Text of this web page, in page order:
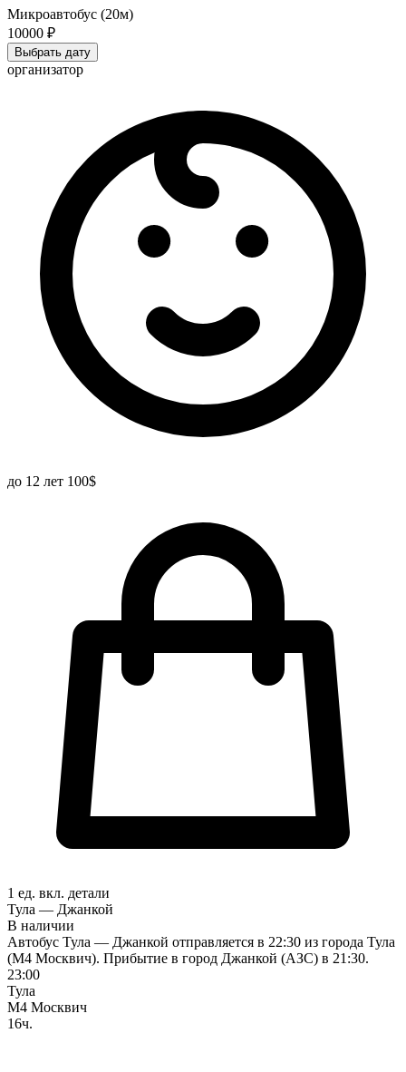
Микроавтобус (20м)
10000 ₽
Выбрать дату
организатор
до 12 лет 100$
1 ед. вкл. детали
Тула — Джанкой
В наличии
Автобус Тула — Джанкой отправляется в 22:30 из города Тула
(М4 Москвич). Прибытие в город Джанкой (АЗС) в 21:30.
23:00
Тула
М4 Москвич
16ч.